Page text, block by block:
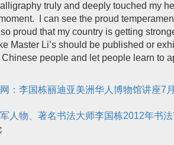
truly and deeply touched my
I can see the proud
proud that my country is getting
Master Li’s should be published or
people and let people learn to
：李国栋丽迪亚美洲华人博物馆讲座7
人物、著名书法大师李国栋2012年书